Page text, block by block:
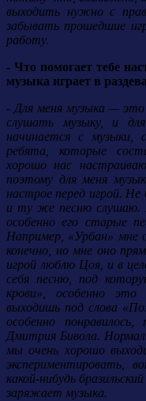
выходить нужно с
забывать прошедшие
работу.
- Что помогает тебе
музыка играет в
- Для меня музыка — это
слушать музыку, и
начинается с
ребята, которые
хорошо нас
поэтому для меня
настрое перед игрой.
и ту же песню слушаю.
особенно его старые
Например, «Урбан» мне
конечно, но мне оно
игрой люблю Цоя, и в
себя песню, под
крови», особенно
выходишь под слова
особенно
Дмитрия Бивола.
мы очень хорошо
экспериментировать,
какой-нибудь
заряжает музыка.